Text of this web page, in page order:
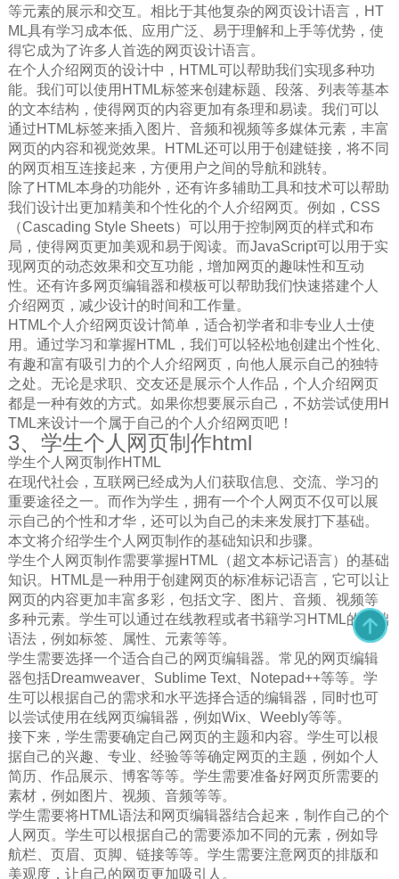
等元素的展示和交互。相比于其他复杂的网页设计语言，HT
ML具有学习成本低、应用广泛、易于理解和上手等优势，使
得它成为了许多人首选的网页设计语言。
在个人介绍网页的设计中，HTML可以帮助我们实现多种功
能。我们可以使用HTML标签来创建标题、段落、列表等基本
的文本结构，使得网页的内容更加有条理和易读。我们可以
通过HTML标签来插入图片、音频和视频等多媒体元素，丰富
网页的内容和视觉效果。HTML还可以用于创建链接，将不同
的网页相互连接起来，方便用户之间的导航和跳转。
除了HTML本身的功能外，还有许多辅助工具和技术可以帮助
我们设计出更加精美和个性化的个人介绍网页。例如，CSS
（Cascading Style Sheets）可以用于控制网页的样式和布
局，使得网页更加美观和易于阅读。而JavaScript可以用于实
现网页的动态效果和交互功能，增加网页的趣味性和互动
性。还有许多网页编辑器和模板可以帮助我们快速搭建个人
介绍网页，减少设计的时间和工作量。
HTML个人介绍网页设计简单，适合初学者和非专业人士使
用。通过学习和掌握HTML，我们可以轻松地创建出个性化、
有趣和富有吸引力的个人介绍网页，向他人展示自己的独特
之处。无论是求职、交友还是展示个人作品，个人介绍网页
都是一种有效的方式。如果你想要展示自己，不妨尝试使用H
TML来设计一个属于自己的个人介绍网页吧！
3、学生个人网页制作html
学生个人网页制作HTML
在现代社会，互联网已经成为人们获取信息、交流、学习的
重要途径之一。而作为学生，拥有一个个人网页不仅可以展
示自己的个性和才华，还可以为自己的未来发展打下基础。
本文将介绍学生个人网页制作的基础知识和步骤。
学生个人网页制作需要掌握HTML（超文本标记语言）的基础
知识。HTML是一种用于创建网页的标准标记语言，它可以让
网页的内容更加丰富多彩，包括文字、图片、音频、视频等
多种元素。学生可以通过在线教程或者书籍学习HTML的基础
语法，例如标签、属性、元素等等。
学生需要选择一个适合自己的网页编辑器。常见的网页编辑
器包括Dreamweaver、Sublime Text、Notepad++等等。学
生可以根据自己的需求和水平选择合适的编辑器，同时也可
以尝试使用在线网页编辑器，例如Wix、Weebly等等。
接下来，学生需要确定自己网页的主题和内容。学生可以根
据自己的兴趣、专业、经验等等确定网页的主题，例如个人
简历、作品展示、博客等等。学生需要准备好网页所需要的
素材，例如图片、视频、音频等等。
学生需要将HTML语法和网页编辑器结合起来，制作自己的个
人网页。学生可以根据自己的需要添加不同的元素，例如导
航栏、页眉、页脚、链接等等。学生需要注意网页的排版和
美观度，让自己的网页更加吸引人。